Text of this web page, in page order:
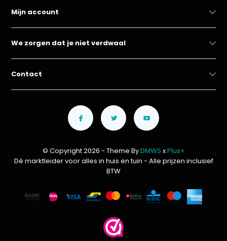
Mijn account
We zorgen dat je niet verdwaal
Contact
© Copyright 2026 - Theme ByDMWS xPlus+
Dé marktleider voor alles in huis en tuin - Alle prijzen inclusief
BTW